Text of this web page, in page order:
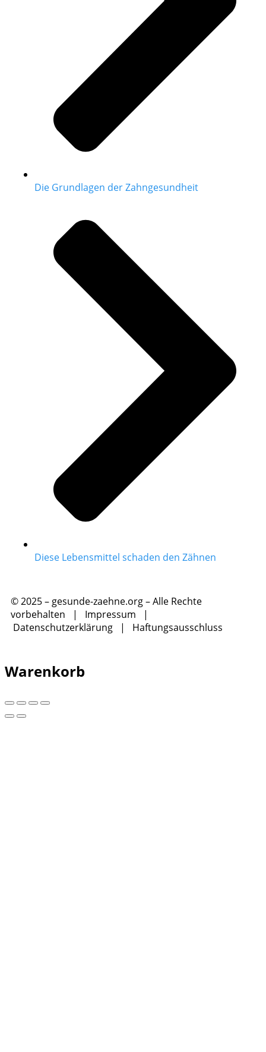
Die Grundlagen der Zahngesundheit
Diese Lebensmittel schaden den Zähnen
© 2025 – gesunde-zaehne.org – Alle Rechte
vorbehalten | Impressum |
Datenschutzerklärung | Haftungsausschluss
Warenkorb